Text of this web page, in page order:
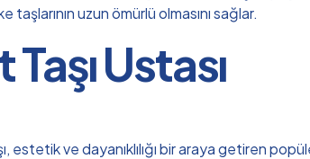
uzun ömürlü olmasını sağlar.
Ustası
ve dayanıklılığı bir araya getiren